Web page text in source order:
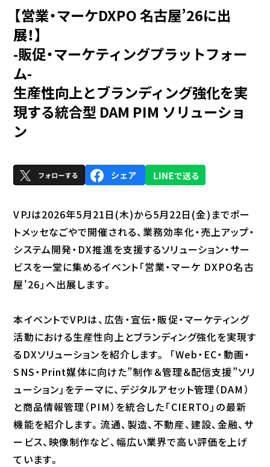
【営業・マーケDXPO 名古屋’26に出
展！】
-販促・マーケティングプラットフォー
ム-
生産性向上とブランディング強化を実
現する統合型 DAM PIM ソリューショ
ン
VPJは2026年5月21日(木)から5月22日(金)までポー
トメッセなごやで開催される、業務効率化・売上アップ・
システム開発・DX推進を支援するソリューション・サー
ビスを一堂に集めるイベント「営業・マーケ DXPO名古
屋'26」へ出展します。
本イベントでVPJは、広告・宣伝・販促・マーケティング
活動における生産性向上とブランディング強化を実現す
るDXソリューションを紹介します。 「Web・EC・動画・
SNS・Print媒体に向けた”制作＆管理＆配信支援”ソリ
ューション」をテーマに、デジタルアセット管理（DAM）
と商品情報管理（PIM）を統合した「CIERTO」の最新
機能を紹介します。流通、製造、不動産、建設、金融、サ
ービス、映像制作など、幅広い業界で高い評価を上げ
ています。